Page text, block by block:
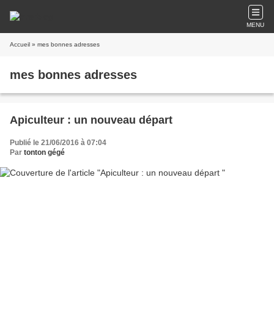
MENU
Accueil » mes bonnes adresses
mes bonnes adresses
Apiculteur : un nouveau départ
Publié le 21/06/2016 à 07:04
Par tonton gégé